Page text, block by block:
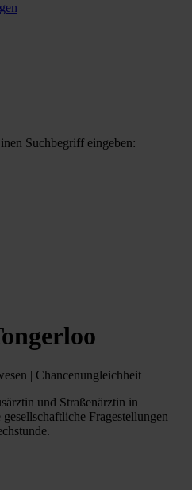
Suchbegriff eingeben:
| Chancenungleichheit
und Straßenärztin in
Fragestellungen